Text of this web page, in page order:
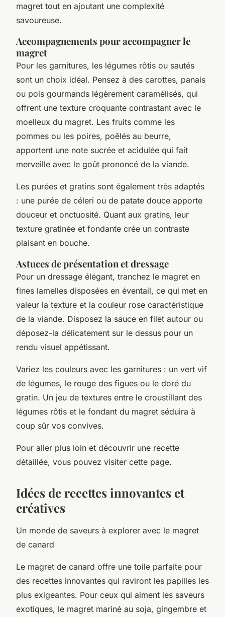
magret tout en ajoutant une complexité
savoureuse.
Accompagnements pour accompagner le
magret
Pour les garnitures, les légumes rôtis ou sautés
sont un choix idéal. Pensez à des carottes, panais
ou pois gourmands légèrement caramélisés, qui
offrent une texture croquante contrastant avec le
moelleux du magret. Les fruits comme les
pommes ou les poires, poêlés au beurre,
apportent une note sucrée et acidulée qui fait
merveille avec le goût prononcé de la viande.
Les purées et gratins sont également très adaptés
: une purée de céleri ou de patate douce apporte
douceur et onctuosité. Quant aux gratins, leur
texture gratinée et fondante crée un contraste
plaisant en bouche.
Astuces de présentation et dressage
Pour un dressage élégant, tranchez le magret en
fines lamelles disposées en éventail, ce qui met en
valeur la texture et la couleur rose caractéristique
de la viande. Disposez la sauce en filet autour ou
déposez-la délicatement sur le dessus pour un
rendu visuel appétissant.
Variez les couleurs avec les garnitures : un vert vif
de légumes, le rouge des figues ou le doré du
gratin. Un jeu de textures entre le croustillant des
légumes rôtis et le fondant du magret séduira à
coup sûr vos convives.
Pour aller plus loin et découvrir une recette
détaillée, vous pouvez visiter cette page.
Idées de recettes innovantes et
créatives
Un monde de saveurs à explorer avec le magret
de canard
Le magret de canard offre une toile parfaite pour
des recettes innovantes qui raviront les papilles les
plus exigeantes. Pour ceux qui aiment les saveurs
exotiques, le magret mariné au soja, gingembre et